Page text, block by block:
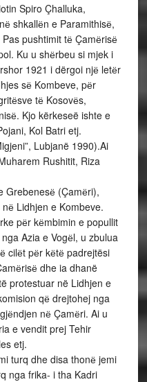
Spiro Çhalluka,
shkallёn e Paramithisё,
pushtimit tё Çamёrisё
Ku u shёrbeu si mjek i
1921 i dërgoi njё letёr
sё Kombeve, pёr
tё Kosovёs,
Kjo kërkeseë ishte e
Kol Batri etj.
Lubjanë 1990).Ai
Rushitit, Riza
Grebenesё (Çamёri),
Lidhjen e Kombeve.
pёr kёmbimin e popullit
Azia e Vogёl, u zbulua
cilёt pёr kёtё padrejtësi
dhe ia dhanë
protestuar në Lidhjen e
qё drejtohej nga
nё Çamёri. Ai u
e vendit prej Tehir
etj.
turq dhe disa thonё jemi
nga frika- i tha Kadri